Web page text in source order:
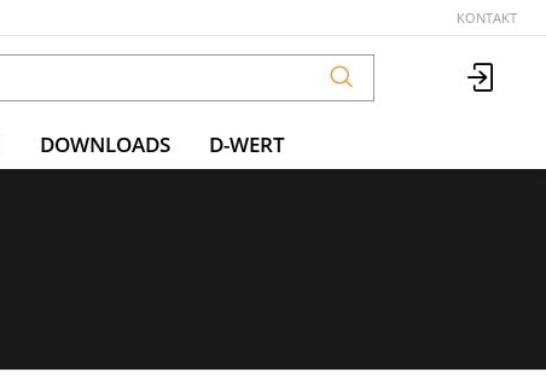
KONTAKT
DOWNLOADS D-WERT